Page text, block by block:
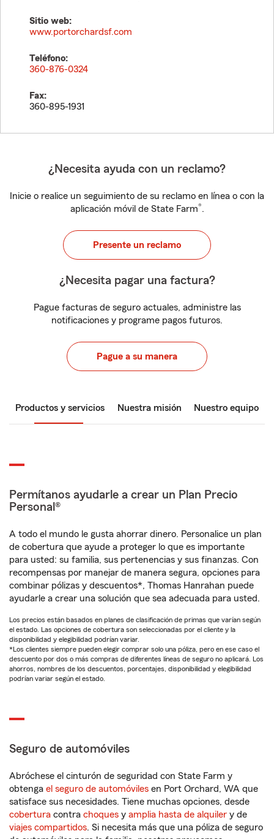
Sitio web:
www.portorchardsf.com
Teléfono:
360-876-0324
Fax:
360-895-1931
¿Necesita ayuda con un reclamo?
Inicie o realice un seguimiento de su reclamo en línea o con la
aplicación móvil de State Farm®.
Presente un reclamo
¿Necesita pagar una factura?
Pague facturas de seguro actuales, administre las
notificaciones y programe pagos futuros.
Pague a su manera
Productos y servicios Nuestra misión Nuestro equipo
Permítanos ayudarle a crear un Plan Precio
Personal®
A todo el mundo le gusta ahorrar dinero. Personalice un plan
de cobertura que ayude a proteger lo que es importante
para usted: su familia, sus pertenencias y sus finanzas. Con
recompensas por manejar de manera segura, opciones para
combinar pólizas y descuentos*, Thomas Hanrahan puede
ayudarle a crear una solución que sea adecuada para usted.
Los precios están basados en planes de clasificación de primas que varían según
el estado. Las opciones de cobertura son seleccionadas por el cliente y la
disponibilidad y elegibilidad podrían variar.
*Los clientes siempre pueden elegir comprar solo una póliza, pero en ese caso el
descuento por dos o más compras de diferentes líneas de seguro no aplicará. Los
ahorros, nombres de los descuentos, porcentajes, disponibilidad y elegibilidad
podrían variar según el estado.
Seguro de automóviles
Abróchese el cinturón de seguridad con State Farm y
obtenga el seguro de automóviles en Port Orchard, WA que
satisface sus necesidades. Tiene muchas opciones, desde
cobertura contra choques y amplia hasta de alquiler y de
viajes compartidos. Si necesita más que una póliza de seguro